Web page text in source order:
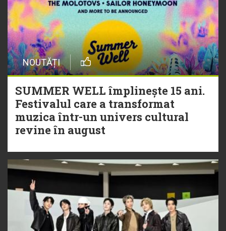
NOUTĂȚI
SUMMER WELL împlinește 15 ani.
Festivalul care a transformat
muzica într-un univers cultural
revine în august